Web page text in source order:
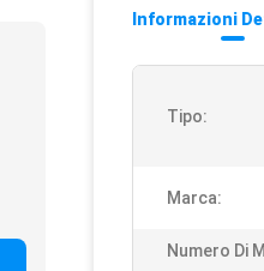
Informazioni
Tipo:
Marca:
Numero Di